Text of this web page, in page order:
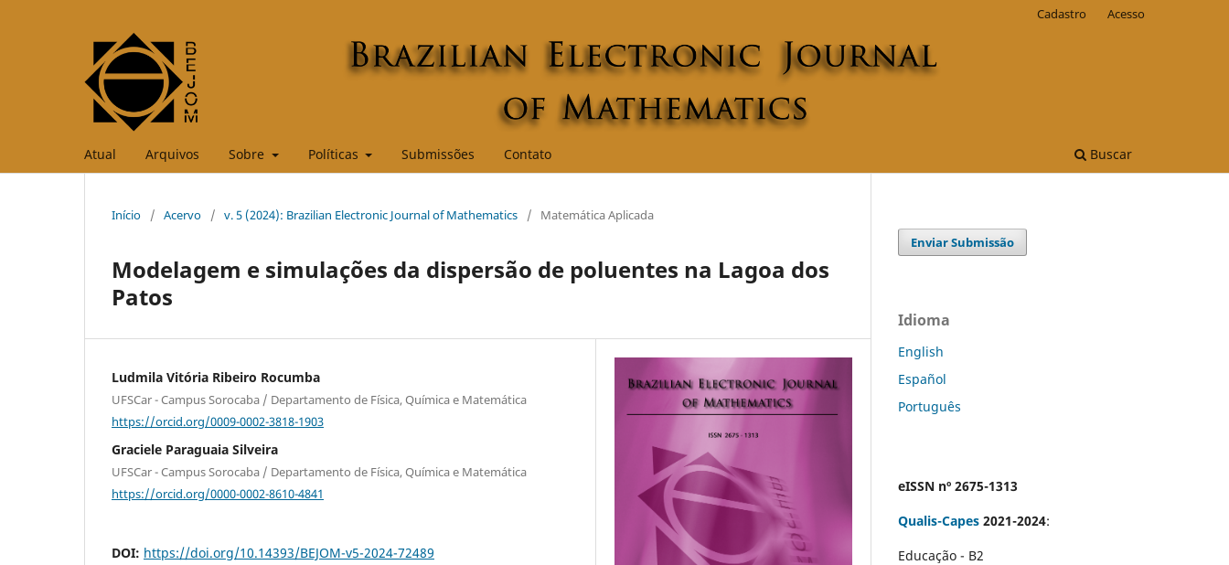
Atual Arquivos Sobre Políticas Submissões Contato Buscar
Cadastro Acesso
Início / Acervo / v. 5 (2024): Brazilian Electronic Journal of Mathematics / Matemática Aplicada
Modelagem e simulações da dispersão de poluentes na Lagoa dos
Patos
Ludmila Vitória Ribeiro Rocumba
UFSCar - Campus Sorocaba / Departamento de Física, Química e Matemática
https://orcid.org/0009-0002-3818-1903
Graciele Paraguaia Silveira
UFSCar - Campus Sorocaba / Departamento de Física, Química e Matemática
https://orcid.org/0000-0002-8610-4841
DOI: https://doi.org/10.14393/BEJOM-v5-2024-72489
Enviar Submissão
Idioma
English
Español
Português
eISSN nº 2675-1313
Qualis-Capes 2021-2024:
Educação - B2